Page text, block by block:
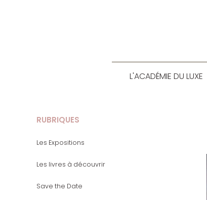
L'ACADÉMIE DU LUXE
RUBRIQUES
Les Expositions
Les livres à découvrir
Save the Date